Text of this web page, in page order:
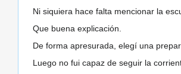
Ni siquiera hace falta mencionar la
Que buena explicación.
De forma apresurada, elegí una
Luego no fui capaz de seguir la